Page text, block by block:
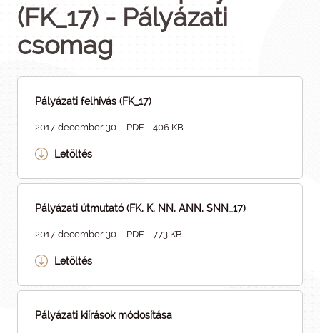
(FK_17) - Pályázati
csomag
Pályázati felhívás (FK_17)
2017. december 30. - PDF - 406 KB
Letöltés
Pályázati útmutató (FK, K, NN, ANN, SNN_17)
2017. december 30. - PDF - 773 KB
Letöltés
Pályázati kiírások módosítása